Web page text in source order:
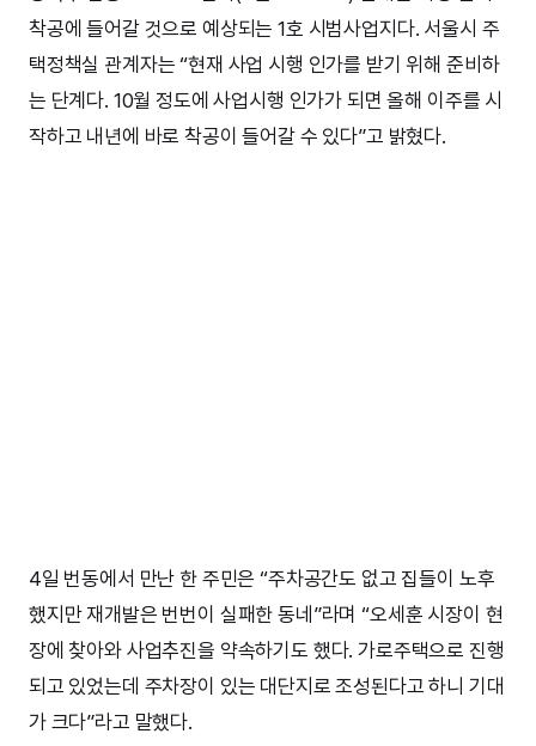
착공에 들어갈 것으로 예상되는 1호 시범사업지다. 서울시 주
택정책실 관계자는 “현재 사업 시행 인가를 받기 위해 준비하
는 단계다. 10월 정도에 사업시행 인가가 되면 올해 이주를 시
작하고 내년에 바로 착공이 들어갈 수 있다”고 밝혔다.
4일 번동에서 만난 한 주민은 “주차공간도 없고 집들이 노후
했지만 재개발은 번번이 실패한 동네”라며 “오세훈 시장이 현
장에 찾아와 사업추진을 약속하기도 했다. 가로주택으로 진행
되고 있었는데 주차장이 있는 대단지로 조성된다고 하니 기대
가 크다”라고 말했다.